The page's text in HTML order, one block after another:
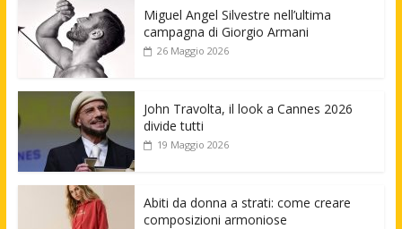
Miguel Angel Silvestre nell’ultima
campagna di Giorgio Armani
26 Maggio 2026
John Travolta, il look a Cannes 2026
divide tutti
19 Maggio 2026
Abiti da donna a strati: come creare
composizioni armoniose